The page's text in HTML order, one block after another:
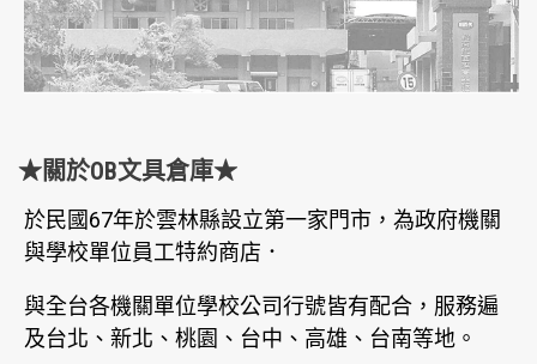
★關於OB文具倉庫★
於民國67年於雲林縣設立第一家門市，為政府機關
與學校單位員工特約商店．
與全台各機關單位學校公司行號皆有配合，服務遍
及台北、新北、桃園、台中、高雄、台南等地。